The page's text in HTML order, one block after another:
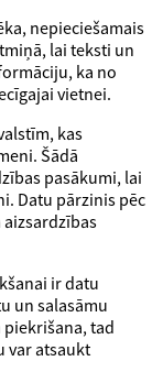
nepieciešamais
lai teksti un
ka no
vietnei.
kas
Šādā
pasākumi, lai
Datu pārzinis pēc
ir datu
un salasāmu
tad
var atsaukt